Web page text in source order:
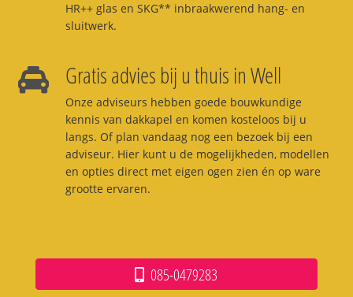
HR++ glas en SKG** inbraakwerend hang- en
sluitwerk.
Gratis advies bij u thuis in Well
Onze adviseurs hebben goede bouwkundige
kennis van dakkapel en komen kosteloos bij u
langs. Of plan vandaag nog een bezoek bij een
adviseur. Hier kunt u de mogelijkheden, modellen
en opties direct met eigen ogen zien én op ware
grootte ervaren.
085-0479283